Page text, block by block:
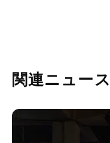
関連ニュース